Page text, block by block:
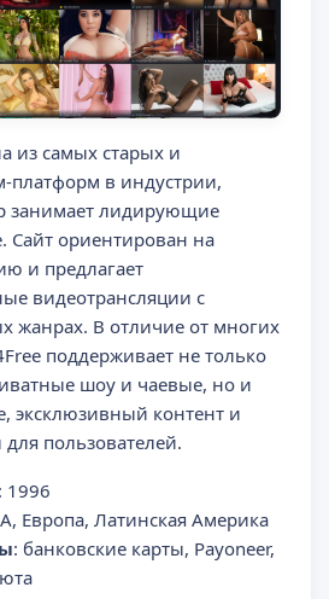
из самых старых и
платформ в индустрии,
занимает лидирующие
Сайт ориентирован на
и предлагает
видеотрансляции с
жанрах. В отличие от многих
поддерживает не только
шоу и чаевые, но и
эксклюзивный контент и
пользователей.
: 1996
Европа, Латинская Америка
: банковские карты, Payoneer,